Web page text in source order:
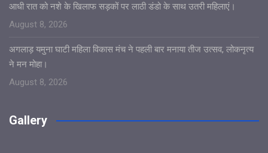
आधी रात को नशे के खिलाफ सड़कों पर लाठी डंडो के साथ उतरी महिलाएं।
August 8, 2026
अगलाड़ यमुना घाटी महिला विकास मंच ने पहली बार मनाया तीज उत्सव, लोकनृत्य
ने मन मोहा।
August 8, 2026
Gallery